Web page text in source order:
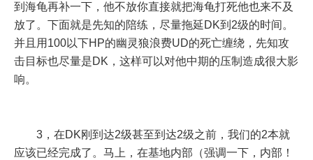
到海龟再补一下，他不放你直接就把海龟打死他也来不及
放了。下面就是先知的陪练，尽量拖延DK到2级的时间。
并且用100以下HP的幽灵狼浪费UD的死亡缠绕，先知攻
击目标也尽量是DK，这样可以对他中期的压制造成很大影
响。
3，在DK刚到达2级甚至到达2级之前，我们的2本就
应该已经完成了。马上，在基地内部（强调一下，内部！